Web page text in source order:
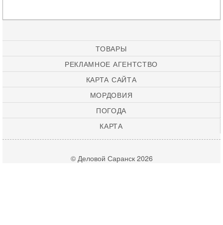
ТОВАРЫ
РЕКЛАМНОЕ АГЕНТСТВО
КАРТА САЙТА
МОРДОВИЯ
ПОГОДА
КАРТА
© Деловой Саранск 2026